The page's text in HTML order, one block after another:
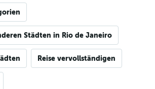
Städten in Rio de Janeiro
Reise vervollständigen